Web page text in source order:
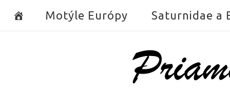
Motýle Európy Saturnidae a
Home